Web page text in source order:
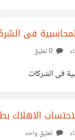
فى
فى الشركات
الاهلاك
تعليق واحد